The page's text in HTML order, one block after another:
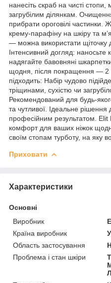
нанесіть скраб на чисті
загрубілим ділянкам.
прибрати ороговілі частинки.
крему-парафіну на шкіру та
— можна використати щіточку
Інтенсивний догляд:
надягайте бавовняні
щодня, після покращення — 2
підходить: Набір чудово
тріщинами, сухістю чи
Рекомендований для будь-
та чутливої. Ідеальне
професійним результатом.
комфорт для ваших ніжок
своїм стопам турботу, на яку
Приховати
Характеристики
Основні
Виробник
Країна виробник
Область застосування
Проблема і стан шкіри